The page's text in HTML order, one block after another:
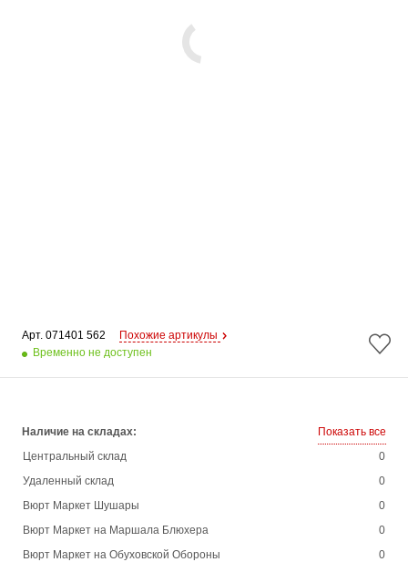
Арт. 071401 562
Похожие артикулы
Временно не доступен
Наличие на складах:
Показать все
Центральный склад
0
Удаленный склад
0
Вюрт Маркет Шушары
0
Вюрт Маркет на Маршала Блюхера
0
Вюрт Маркет на Обуховской Обороны
0